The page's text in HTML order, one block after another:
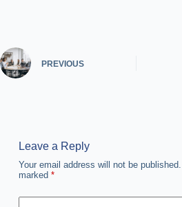
PREVIOUS
Leave a Reply
Your email address will not be published.
marked *